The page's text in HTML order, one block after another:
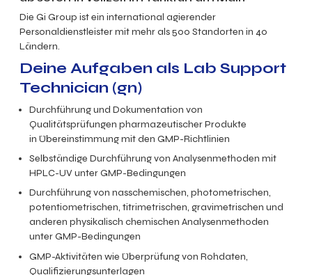
Die Gi Group ist ein international agierender
Personaldienstleister mit mehr als 500 Standorten in 40
Ländern.
Deine Aufgaben als Lab Support
Technician (gn)
Durchführung und Dokumentation von
Qualitätsprüfungen pharmazeutischer Produkte
in Übereinstimmung mit den GMP-Richtlinien
Selbständige Durchführung von Analysenmethoden mit
HPLC-UV unter GMP-Bedingungen
Durchführung von nasschemischen, photometrischen,
potentiometrischen, titrimetrischen, gravimetrischen und
anderen physikalisch chemischen Analysenmethoden
unter GMP-Bedingungen
GMP-Aktivitäten wie Überprüfung von Rohdaten,
Qualifizierungsunterlagen